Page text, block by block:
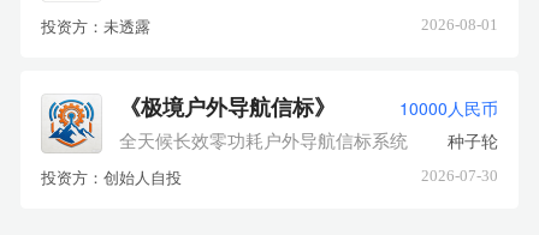
投资方：未透露 2026-08-01
《极境户外导航信标》 10000人民币
全天候长效零功耗户外导航信标系统 种子轮
投资方：创始人自投 2026-07-30